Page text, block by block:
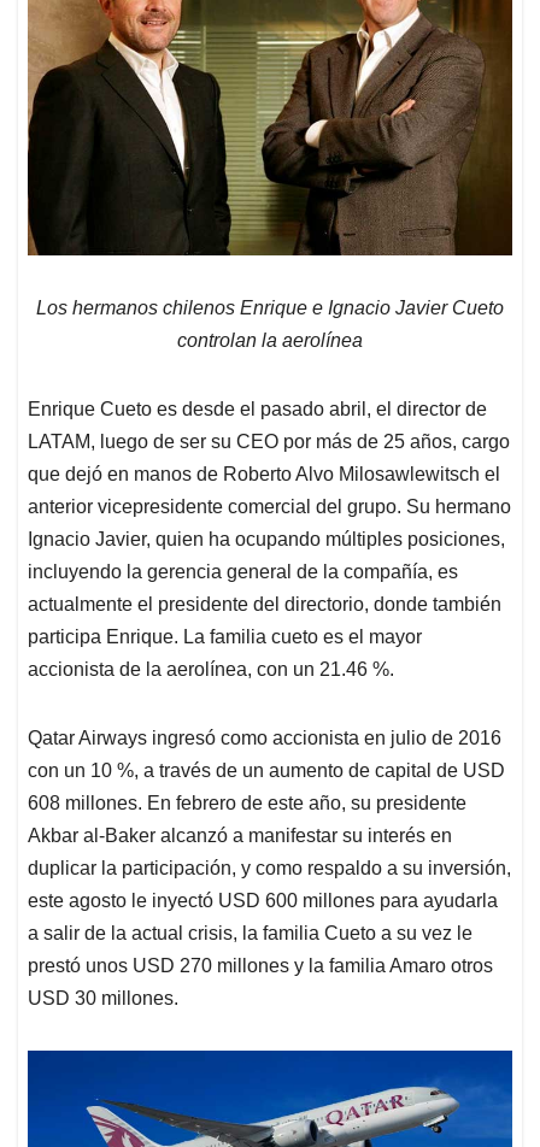
Los hermanos chilenos Enrique e Ignacio Javier Cueto
controlan la aerolínea
Enrique Cueto es desde el pasado abril, el director de
LATAM, luego de ser su CEO por más de 25 años, cargo
que dejó en manos de Roberto Alvo Milosawlewitsch el
anterior vicepresidente comercial del grupo. Su hermano
Ignacio Javier, quien ha ocupando múltiples posiciones,
incluyendo la gerencia general de la compañía, es
actualmente el presidente del directorio, donde también
participa Enrique. La familia cueto es el mayor
accionista de la aerolínea, con un 21.46 %.
Qatar Airways ingresó como accionista en julio de 2016
con un 10 %, a través de un aumento de capital de USD
608 millones. En febrero de este año, su presidente
Akbar al-Baker alcanzó a manifestar su interés en
duplicar la participación, y como respaldo a su inversión,
este agosto le inyectó USD 600 millones para ayudarla
a salir de la actual crisis, la familia Cueto a su vez le
prestó unos USD 270 millones y la familia Amaro otros
USD 30 millones.